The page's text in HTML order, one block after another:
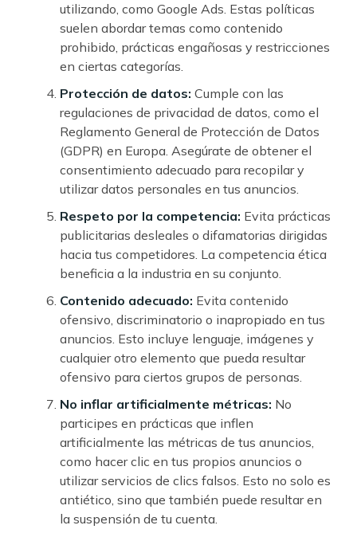
utilizando, como Google Ads. Estas políticas
suelen abordar temas como contenido
prohibido, prácticas engañosas y restricciones
en ciertas categorías.
Protección de datos: Cumple con las
regulaciones de privacidad de datos, como el
Reglamento General de Protección de Datos
(GDPR) en Europa. Asegúrate de obtener el
consentimiento adecuado para recopilar y
utilizar datos personales en tus anuncios.
Respeto por la competencia: Evita prácticas
publicitarias desleales o difamatorias dirigidas
hacia tus competidores. La competencia ética
beneficia a la industria en su conjunto.
Contenido adecuado: Evita contenido
ofensivo, discriminatorio o inapropiado en tus
anuncios. Esto incluye lenguaje, imágenes y
cualquier otro elemento que pueda resultar
ofensivo para ciertos grupos de personas.
No inflar artificialmente métricas: No
participes en prácticas que inflen
artificialmente las métricas de tus anuncios,
como hacer clic en tus propios anuncios o
utilizar servicios de clics falsos. Esto no solo es
antiético, sino que también puede resultar en
la suspensión de tu cuenta.